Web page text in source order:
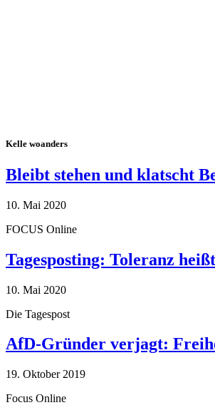
Kelle woanders
Bleibt stehen und klatscht
10. Mai 2020
FOCUS Online
Tagesposting: Toleranz
10. Mai 2020
Die Tagespost
AfD-Gründer verjagt:
19. Oktober 2019
Focus Online